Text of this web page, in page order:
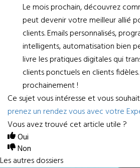
Le mois prochain, découvrez
peut devenir votre meilleur allié
clients. Emails personnalisés,
intelligents, automatisation bien
livre les pratiques digitales qui
clients ponctuels en clients
prochainement !
Ce sujet vous intéresse et vous
prenez un rendez vous avec votre
Vous avez trouvé cet article utile ?
Oui
Non
Les autres dossiers